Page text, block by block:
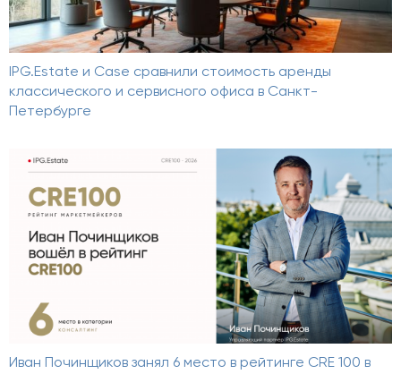
IPG.Estate и Case сравнили стоимость аренды
классического и сервисного офиса в Санкт-
Петербурге
Иван Починщиков занял 6 место в рейтинге CRE 100 в